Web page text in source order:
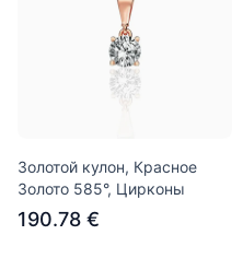
Золотой кулон, Красное
Золото 585°, Цирконы
190.78 €